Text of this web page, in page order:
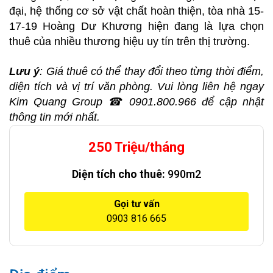
đại, hệ thống cơ sở vật chất hoàn thiện, tòa nhà 15-
17-19 Hoàng Dư Khương hiện đang là lựa chọn
thuê của nhiều thương hiệu uy tín trên thị trường.
Lưu ý: Giá thuê có thể thay đổi theo từng thời điểm,
diện tích và vị trí văn phòng. Vui lòng liên hệ ngay
Kim Quang Group ☎ 0901.800.966 để cập nhật
thông tin mới nhất.
250 Triệu/tháng
Diện tích cho thuê: 990m2
Gọi tư vấn
0903 816 665